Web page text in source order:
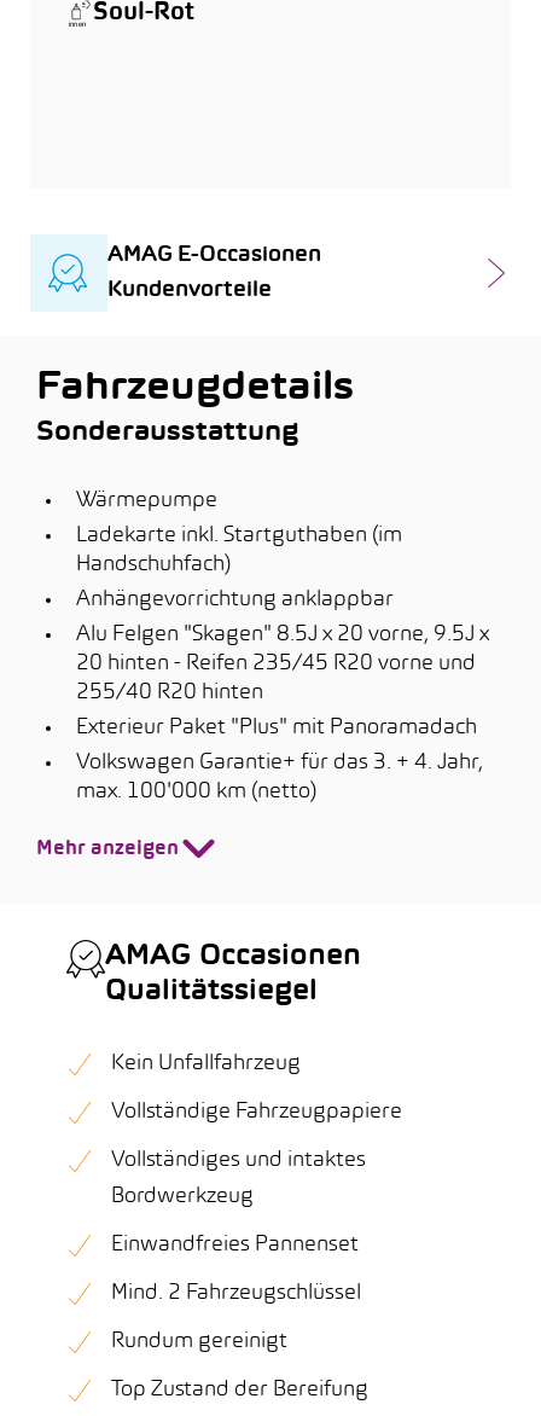
Soul-Rot
AMAG E-Occasionen
Kundenvorteile
Fahrzeugdetails
Sonderausstattung
Wärmepumpe
Ladekarte inkl. Startguthaben (im
Handschuhfach)
Anhängevorrichtung anklappbar
Alu Felgen "Skagen" 8.5J x 20 vorne, 9.5J x
20 hinten - Reifen 235/45 R20 vorne und
255/40 R20 hinten
Exterieur Paket "Plus" mit Panoramadach
Volkswagen Garantie+ für das 3. + 4. Jahr,
max. 100'000 km (netto)
Mehr anzeigen
AMAG Occasionen
Qualitätssiegel
Kein Unfallfahrzeug
Vollständige Fahrzeugpapiere
Vollständiges und intaktes
Bordwerkzeug
Einwandfreies Pannenset
Mind. 2 Fahrzeugschlüssel
Rundum gereinigt
Top Zustand der Bereifung